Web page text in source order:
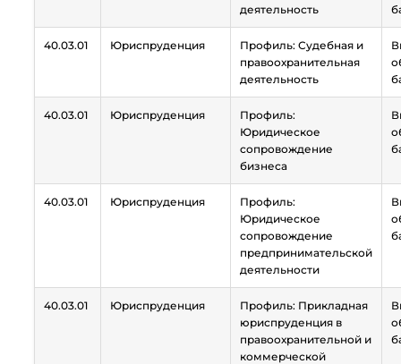
деятельность
40.03.01 Юриспруденция Профиль: Судебная и
правоохранительная
деятельность
40.03.01 Юриспруденция
Профиль:
Юридическое
сопровождение
бизнеса
40.03.01 Юриспруденция
Профиль:
Юридическое
сопровождение
предпринимательской
деятельности
40.03.01 Юриспруденция
Профиль: Прикладная
юриспруденция в
правоохранительной и
коммерческой